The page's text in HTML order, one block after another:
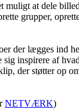
muligt at dele
grupper,
der lægges ind
sig inspirere af
der støtter op
NETVÆRK)